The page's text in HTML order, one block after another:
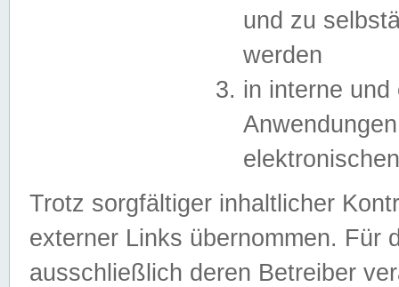
und zu
werden
in interne
Trotz sorgfältiger inhaltlicher
externer Links übernommen. Für
ausschließlich deren Betreiber